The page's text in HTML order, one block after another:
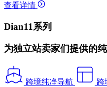
查看详情
Dian11系列
为独立站卖家们提供的
跨境纯净导航 跨